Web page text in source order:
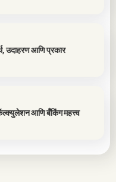
उदाहरण आणि प्रकार
आणि बँकिंग महत्त्व